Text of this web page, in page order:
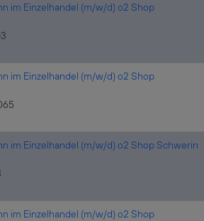
im Einzelhandel (m/w/d) o2 Shop
im Einzelhandel (m/w/d) o2 Shop
im Einzelhandel (m/w/d) o2 Shop Schwerin
im Einzelhandel (m/w/d) o2 Shop